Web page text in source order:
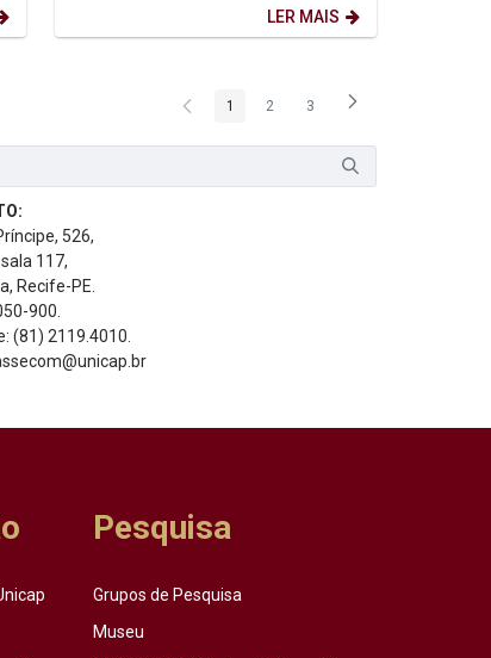
PROFESSORES CONTEUDISTAS
PARA...
LER MAIS
Página
1 Página
2 Página
3
526,
117,
Recife-PE.
900.
(81) 2119.4010.
Pesquisa
Grupos de Pesquisa
Museu